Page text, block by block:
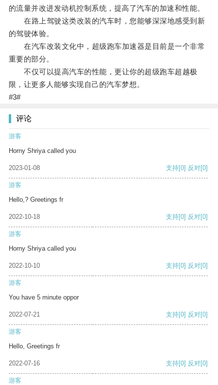
的流量并改进发动机控制系统，提高了汽车的加速和性能。
在路上驾驶这类改装的汽车时，您能够深深地感受到新
的驾驶体验。
在汽车改装文化中，超级跑车加速器是目前是一个非常
重要的部分。
不仅可以提高汽车的性能，更让你的超级跑车超越极
限，让更多人能够实现自己的汽车梦想。
#3#
评论
游客
Horny Shriya called you
2023-01-08 支持[0] 反对[0]
游客
Hello,? Greetings fr
2022-10-18 支持[0] 反对[0]
游客
Horny Shriya called you
2022-10-10 支持[0] 反对[0]
游客
You have 5 minute oppor
2022-07-21 支持[0] 反对[0]
游客
Hello, Greetings fr
2022-07-16 支持[0] 反对[0]
游客